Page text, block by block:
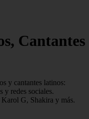
Cantantes
y cantantes latinos:
y redes sociales.
G, Shakira y más.